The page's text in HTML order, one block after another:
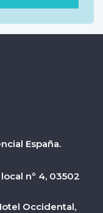
España.
nº 4, 03502
Occidental,